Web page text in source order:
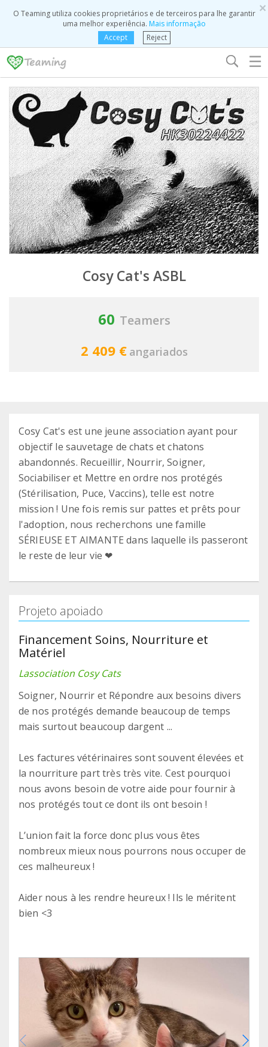
×
O Teaming utiliza cookies proprietários e de terceiros para lhe garantir
uma melhor experiência. Mais informação
Accept
Reject
☰
Cosy Cat's ASBL
60 Teamers
2 409 € angariados
Cosy Cat's est une jeune association ayant pour
objectif le sauvetage de chats et chatons
abandonnés. Recueillir, Nourrir, Soigner,
Sociabiliser et Mettre en ordre nos protégés
(Stérilisation, Puce, Vaccins), telle est notre
mission ! Une fois remis sur pattes et prêts pour
l'adoption, nous recherchons une famille
SÉRIEUSE ET AIMANTE dans laquelle ils passeront
le reste de leur vie ❤
Projeto apoiado
Financement Soins, Nourriture et
Matériel
Lassociation Cosy Cats
Soigner, Nourrir et Répondre aux besoins divers
de nos protégés demande beaucoup de temps
mais surtout beaucoup dargent ...
Les factures vétérinaires sont souvent élevées et
la nourriture part très très vite. Cest pourquoi
nous avons besoin de votre aide pour fournir à
nos protégés tout ce dont ils ont besoin !
L’union fait la force donc plus vous êtes
nombreux mieux nous pourrons nous occuper de
ces malheureux !
Aider nous à les rendre heureux ! Ils le méritent
bien <3